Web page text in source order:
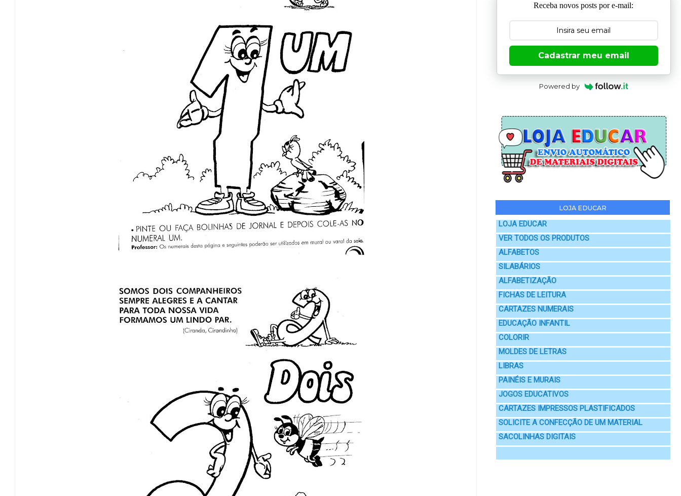
Receba novos posts por e-mail:
Cadastrar meu email
Powered by
LOJA EDUCAR
LOJA EDUCAR
VER TODOS OS PRODUTOS
ALFABETOS
SILABÁRIOS
ALFABETIZAÇÃO
FICHAS DE LEITURA
CARTAZES NUMERAIS
EDUCAÇÃO INFANTIL
COLORIR
MOLDES DE LETRAS
LIBRAS
PAINÉIS E MURAIS
JOGOS EDUCATIVOS
CARTAZES IMPRESSOS PLASTIFICADOS
SOLICITE A CONFECÇÃO DE UM MATERIAL
SACOLINHAS DIGITAIS